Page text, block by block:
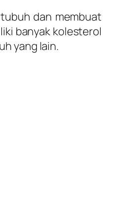
dan membuat
banyak kolesterol
yang lain.